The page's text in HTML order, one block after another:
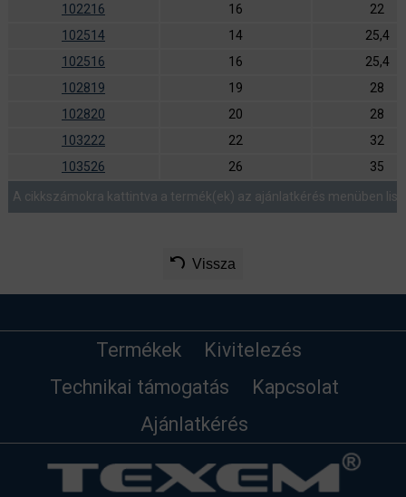
102216
16
22
102514
14
25,4
102516
16
25,4
102819
19
28
102820
20
28
103222
22
32
103526
26 35
A cikkszámokra kattintva a termék(ek) az ajánlatkérés menüben
Vissza
Termékek
Kivitelezés
Technikai támogatás
Kapcsolat
Ajánlatkérés